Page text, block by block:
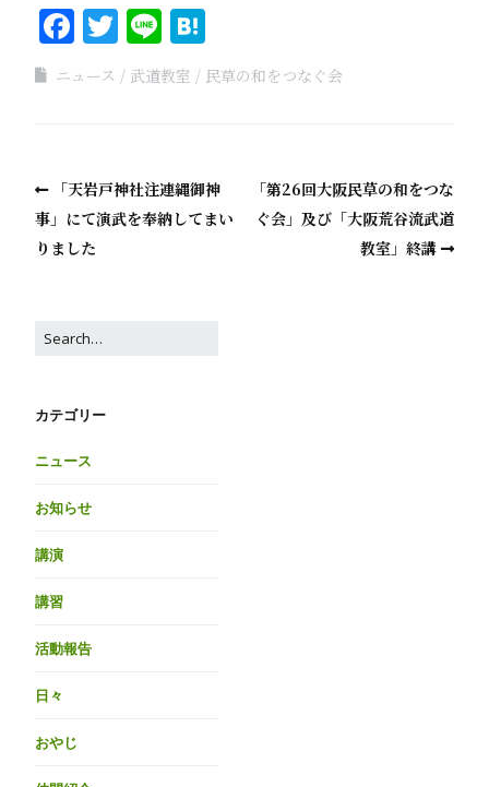
Facebook
Twitter
Line
ニュース 武道教室 民草の和をつなぐ会
「天岩戸神社注連縄御神
事」にて演武を奉納してまい
りました
「第26回大阪民草の和をつな
ぐ会」及び「大阪荒谷流武道
教室」終講
カテゴリー
ニュース
お知らせ
講演
講習
活動報告
日々
おやじ